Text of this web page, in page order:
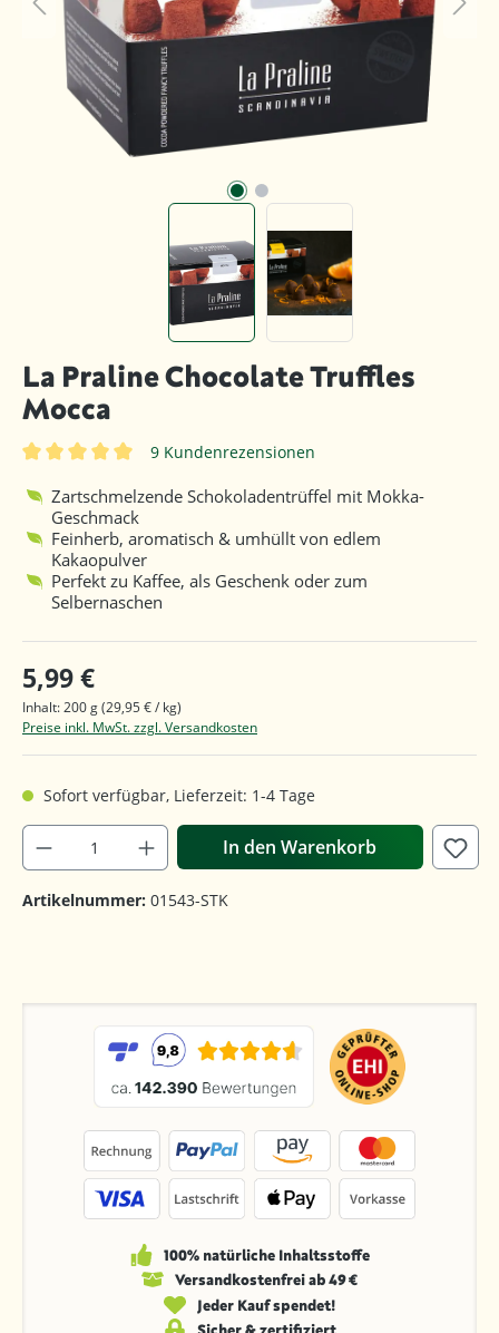
La Praline Chocolate Truffles
Mocca
9 Kundenrezensionen
Zartschmelzende Schokoladentrüffel mit Mokka-
Geschmack
Feinherb, aromatisch & umhüllt von edlem
Kakaopulver
Perfekt zu Kaffee, als Geschenk oder zum
Selbernaschen
5,99 €
Inhalt:200 g(29,95 € / kg)
Preise inkl. MwSt. zzgl. Versandkosten
Sofort verfügbar, Lieferzeit: 1-4 Tage
In den Warenkorb
Artikelnummer: 01543-STK
100% natürliche Inhaltsstoffe
Versandkosten­frei ab 49 €
Jeder Kauf spendet!
Sicher & zertifiziert